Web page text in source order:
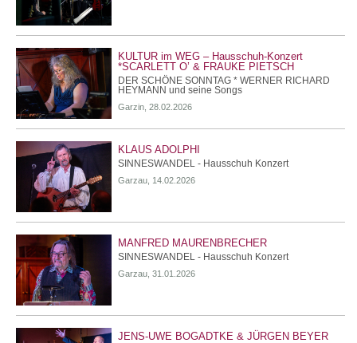
KULTUR im WEG – Hausschuh-Konzert
*SCARLETT O’ & FRAUKE PIETSCH
DER SCHÖNE SONNTAG * WERNER RICHARD
HEYMANN und seine Songs
Garzin, 28.02.2026
KLAUS ADOLPHI
SINNESWANDEL - Hausschuh Konzert
Garzau, 14.02.2026
MANFRED MAURENBRECHER
SINNESWANDEL - Hausschuh Konzert
Garzau, 31.01.2026
JENS-UWE BOGADTKE & JÜRGEN BEYER